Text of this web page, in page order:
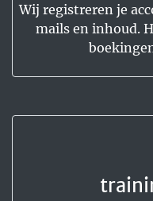
Wij registreren je
mails en inhoud.